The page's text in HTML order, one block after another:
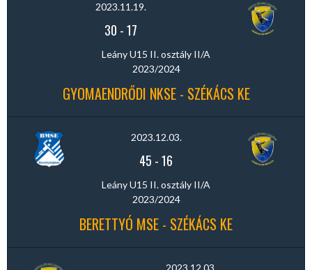
2023.11.19.
30 -17
Leány U15 II. osztály II/A
2023/2024
GYOMAENDRŐDI NKSE - SZÉKÁCS KE
2023.12.03.
45 -16
Leány U15 II. osztály II/A
2023/2024
BERETTYÓ MSE - SZÉKÁCS KE
2023.12.03.